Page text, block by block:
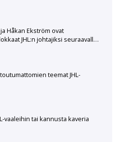
Håkan Ekström ovat
JHL:n johtajiksi seuraavalle
teemat JHL-
vaaleihin tai kannusta kaveria